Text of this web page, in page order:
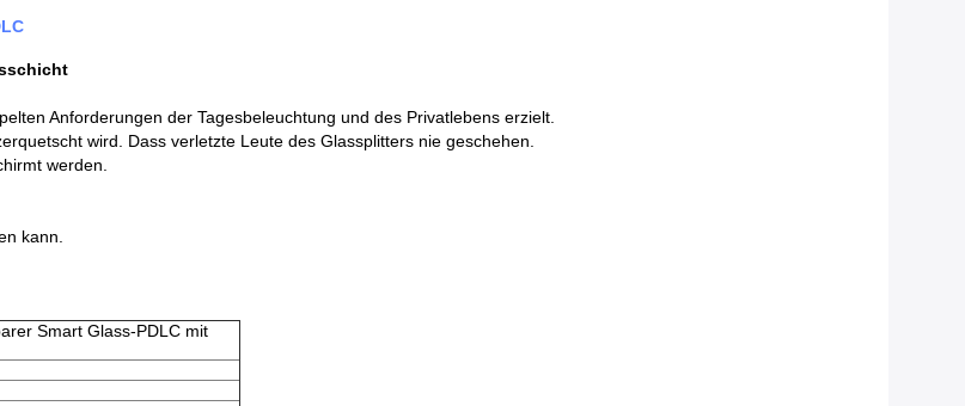
Anforderungen der Tagesbeleuchtung und des Privatlebens erzielt.
wird. Dass verletzte Leute des Glassplitters nie geschehen.
werden.
kann.
Smart Glass-PDLC mit